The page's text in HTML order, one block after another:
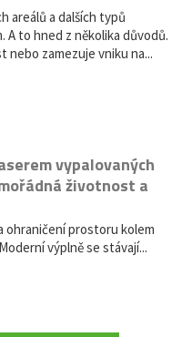
areálů a dalších typů
to hned z několika důvodů.
nebo zamezuje vniku na...
vypalovaných
životnost a
ohraničení prostoru kolem
výplně se stávají...